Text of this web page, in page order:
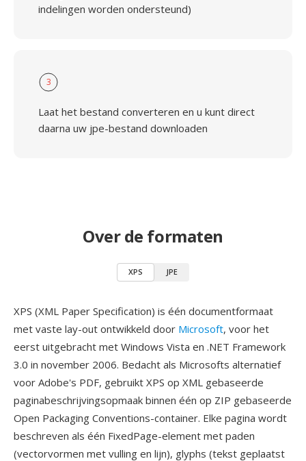
indelingen worden ondersteund)
3
Laat het bestand converteren en u kunt direct
daarna uw jpe-bestand downloaden
Over de formaten
XPS JPE
XPS (XML Paper Specification) is één documentformaat
met vaste lay-out ontwikkeld door Microsoft, voor het
eerst uitgebracht met Windows Vista en .NET Framework
3.0 in november 2006. Bedacht als Microsofts alternatief
voor Adobe's PDF, gebruikt XPS op XML gebaseerde
paginabeschrijvingsopmaak binnen één op ZIP gebaseerde
Open Packaging Conventions-container. Elke pagina wordt
beschreven als één FixedPage-element met paden
(vectorvormen met vulling en lijn), glyphs (tekst geplaatst